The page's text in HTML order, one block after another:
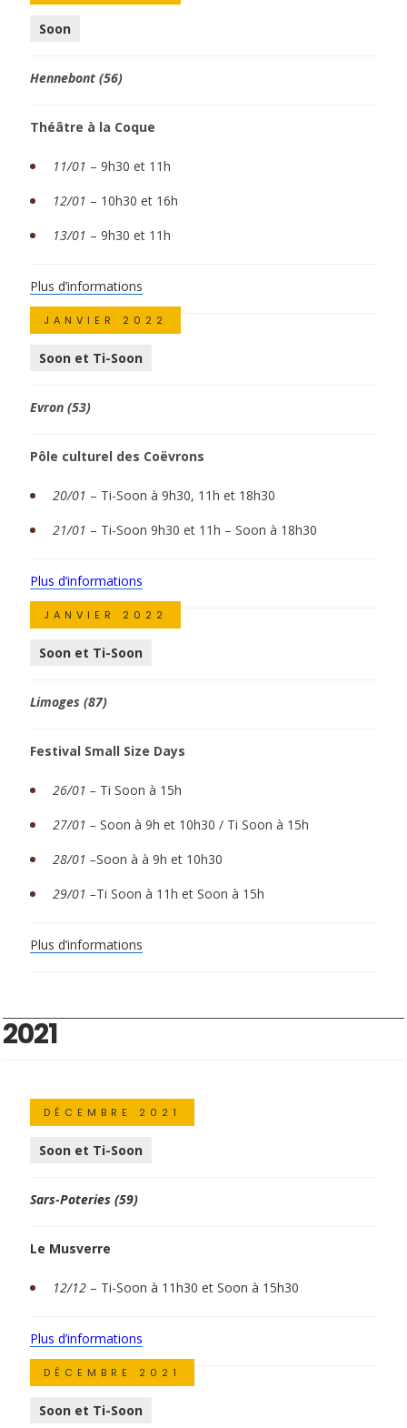
Soon
Hennebont (56)
Théâtre à la Coque
11/01 – 9h30 et 11h
12/01 – 10h30 et 16h
13/01 – 9h30 et 11h
Plus d’informations
JANVIER 2022
Soon et Ti-Soon
Evron (53)
Pôle culturel des Coëvrons
20/01 – Ti-Soon à 9h30, 11h et 18h30
21/01 – Ti-Soon 9h30 et 11h – Soon à 18h30
Plus d’informations
JANVIER 2022
Soon et Ti-Soon
Limoges (87)
Festival Small Size Days
26/01 – Ti Soon à 15h
27/01 – Soon à 9h et 10h30 / Ti Soon à 15h
28/01 –Soon à à 9h et 10h30
29/01 –Ti Soon à 11h et Soon à 15h
Plus d’informations
2021
DÉCEMBRE 2021
Soon et Ti-Soon
Sars-Poteries (59)
Le Musverre
12/12 – Ti-Soon à 11h30 et Soon à 15h30
Plus d’informations
DÉCEMBRE 2021
Soon et Ti-Soon